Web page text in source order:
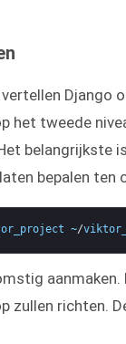
Django
het tweede
belangrijkste
bepalen ten
~/
aanmaken.
zullen richten.